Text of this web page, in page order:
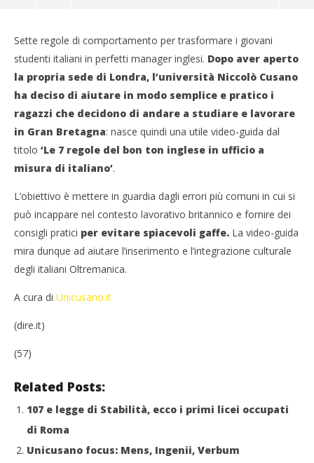
NOW VIEWING
Bon ton in ufficio, ecco le 7 regole di Unicusano per
il Regno Unito
10/12/2015
letizia
Sette regole di comportamento per trasformare i giovani
studenti italiani in perfetti manager inglesi. Dopo aver aperto
la propria sede di Londra, l’università Niccolò Cusano
ha deciso di aiutare in modo semplice e pratico i
ragazzi che decidono di andare a studiare e lavorare
in Gran Bretagna: nasce quindi una utile video-guida dal
titolo ‘Le 7 regole del bon ton inglese in ufficio a
misura di italiano’.
L’obiettivo è mettere in guardia dagli errori più comuni in cui si
può incappare nel contesto lavorativo britannico e fornire dei
consigli pratici per evitare spiacevoli gaffe. La video-guida
mira dunque ad aiutare l’inserimento e l’integrazione culturale
degli italiani Oltremanica.
A cura di Unicusano.it
(dire.it)
(57)
Related Posts:
107 e legge di Stabilità, ecco i primi licei occupati
di Roma
Unicusano focus: Mens, Ingenii, Verbum